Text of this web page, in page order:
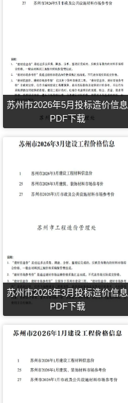
苏州市2026年5月投标造价信息
PDF下载
苏州市2026年3月投标造价信息
PDF下载